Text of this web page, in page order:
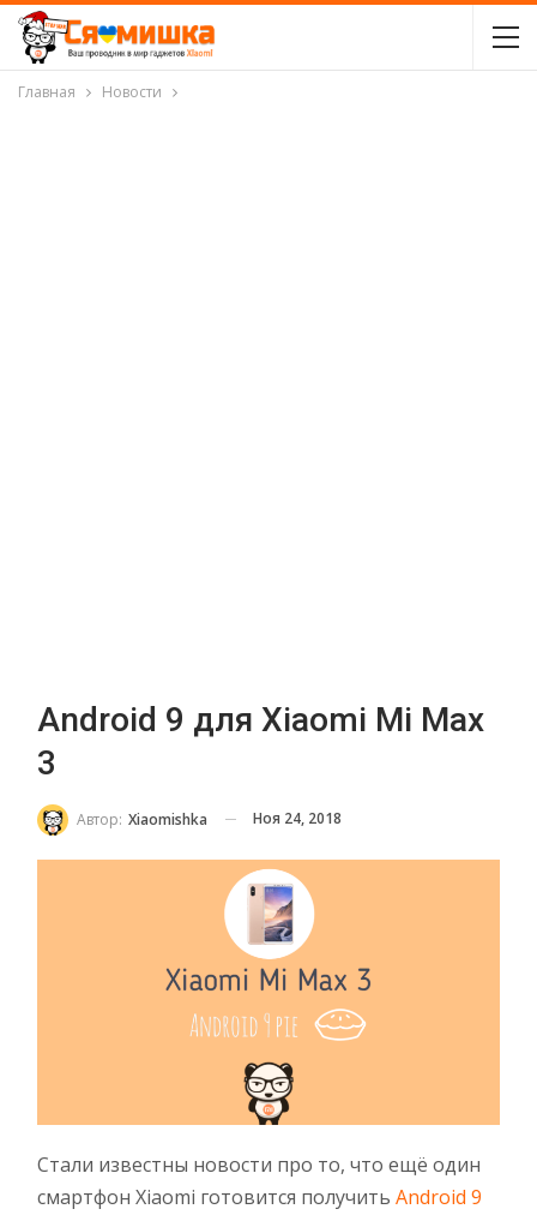
Главная Новости
Android 9 для Xiaomi Mi Max
3
Автор: Xiaomishka Ноя 24, 2018
Стали известны новости про то, что ещё один
смартфон Xiaomi готовится получить Android 9